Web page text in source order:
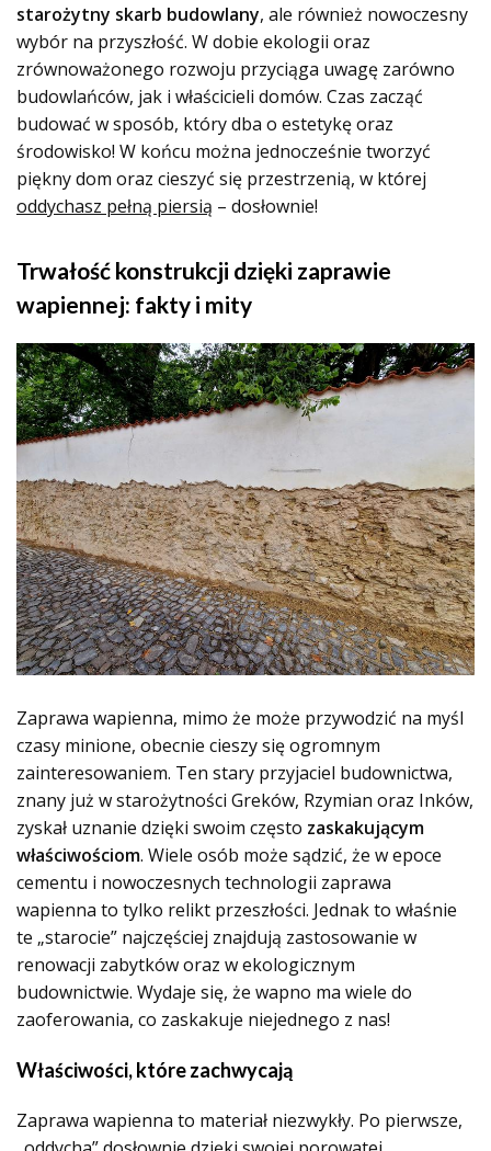
starożytny skarb budowlany, ale również nowoczesny
wybór na przyszłość. W dobie ekologii oraz
zrównoważonego rozwoju przyciąga uwagę zarówno
budowlańców, jak i właścicieli domów. Czas zacząć
budować w sposób, który dba o estetykę oraz
środowisko! W końcu można jednocześnie tworzyć
piękny dom oraz cieszyć się przestrzenią, w której
oddychasz pełną piersią – dosłownie!
Trwałość konstrukcji dzięki zaprawie
wapiennej: fakty i mity
Zaprawa wapienna, mimo że może przywodzić na myśl
czasy minione, obecnie cieszy się ogromnym
zainteresowaniem. Ten stary przyjaciel budownictwa,
znany już w starożytności Greków, Rzymian oraz Inków,
zyskał uznanie dzięki swoim często zaskakującym
właściwościom. Wiele osób może sądzić, że w epoce
cementu i nowoczesnych technologii zaprawa
wapienna to tylko relikt przeszłości. Jednak to właśnie
te „starocie” najczęściej znajdują zastosowanie w
renowacji zabytków oraz w ekologicznym
budownictwie. Wydaje się, że wapno ma wiele do
zaoferowania, co zaskakuje niejednego z nas!
Właściwości, które zachwycają
Zaprawa wapienna to materiał niezwykły. Po pierwsze,